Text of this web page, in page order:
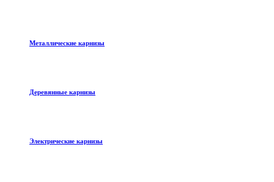
Металлические карнизы
Деревянные карнизы
Электрические карнизы